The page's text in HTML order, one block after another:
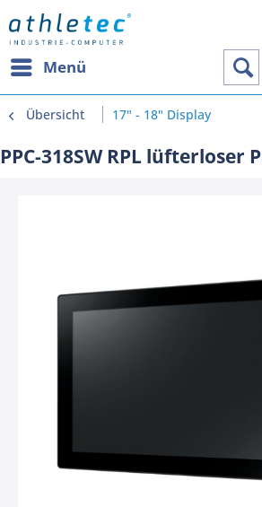
Menü
Übersicht 17" - 18" Display
PPC-318SW RPL lüfterloser